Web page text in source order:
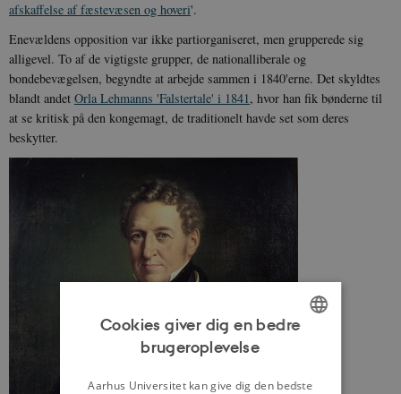
afskaffelse af fæstevæsen og hoveri'.
Enevældens opposition var ikke partiorganiseret, men grupperede sig
alligevel. To af de vigtigste grupper, de nationalliberale og
bondebevægelsen, begyndte at arbejde sammen i 1840'erne. Det skyldtes
blandt andet Orla Lehmanns 'Falstertale' i 1841, hvor han fik bønderne til
at se kritisk på den kongemagt, de traditionelt havde set som deres
beskytter.
DANISH
Cookies giver dig en bedre
brugeroplevelse
Aarhus Universitet kan give dig den bedste